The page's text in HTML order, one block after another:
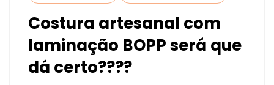
Costura artesanal com
laminação BOPP será que
dá certo????